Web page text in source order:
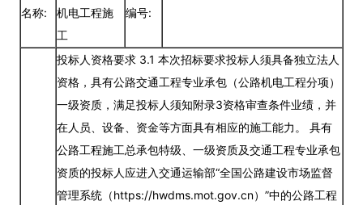
名称:
机电工程施
工
编号:
投标人资格要求 3.1 本次招标要求投标人须具备独立法人
资格，具有公路交通工程专业承包（公路机电工程分项）
一级资质，满足投标人须知附录3资格审查条件业绩，并
在人员、设备、资金等方面具有相应的施工能力。 具有
公路工程施工总承包特级、一级资质及交通工程专业承包
资质的投标人应进入交通运输部“全国公路建设市场监督
管理系统（https://hwdms.mot.gov.cn）”中的公路工程